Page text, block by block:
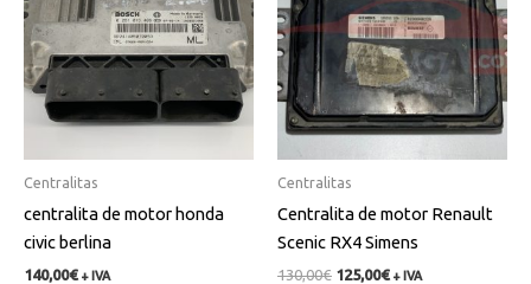
Centralitas
centralita de motor honda
civic berlina
140,00€ + IVA
Centralitas
Centralita de motor Renault
Scenic RX4 Simens
130,00€
130,00€.
125,00€
125,00€.
+ IVA